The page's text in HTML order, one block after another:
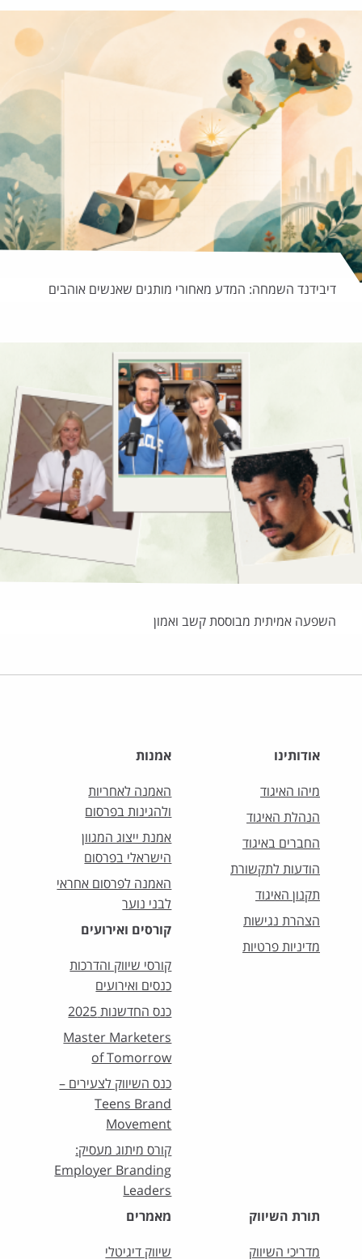
דיבידנד השמחה: המדע מאחורי מותגים שאנשים אוהבים
השפעה אמיתית מבוססת קשב ואמון
אודותינו
מיהו האיגוד
הנהלת האיגוד
החברים באיגוד
הודעות לתקשורת
תקנון האיגוד
הצהרת נגישות
מדיניות פרטיות
אמנות
האמנה לאחריות
ולהגינות בפרסום
אמנת ייצוג המגוון
הישראלי בפרסום
האמנה לפרסום אחראי
לבני נוער
קורסים ואירועים
קורסי שיווק והדרכות
כנסים ואירועים
כנס החדשנות 2025
Master Marketers
of Tomorrow
כנס השיווק לצעירים –
Teens Brand
Movement
קורס מיתוג מעסיק:
Employer Branding
Leaders
תורת השיווק
מדריכי השיווק
מאמרים
שיווק דיגיטלי